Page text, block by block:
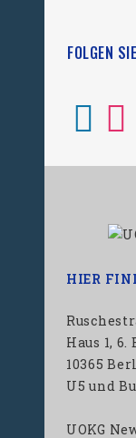
FOLGEN
HIER
Haus 1, 6.
10365
U5 und
UOKG